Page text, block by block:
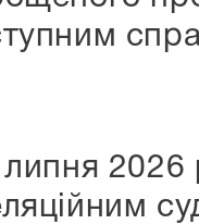
2026